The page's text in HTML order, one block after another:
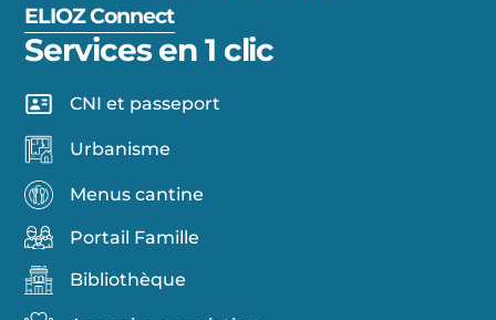
ELIOZ Connect
Services en 1 clic
CNI et passeport
Urbanisme
Menus cantine
Portail Famille
Bibliothèque